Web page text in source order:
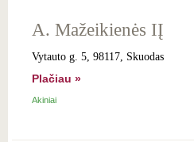
A. Mažeikienės IĮ
Vytauto g. 5, 98117, Skuodas
Plačiau »
Akiniai